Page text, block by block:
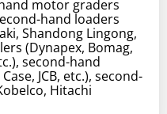
motor graders
hand loaders
Shandong Lingong,
(Dynapex, Bomag,
second-hand
JCB, etc.), second-
Hitachi